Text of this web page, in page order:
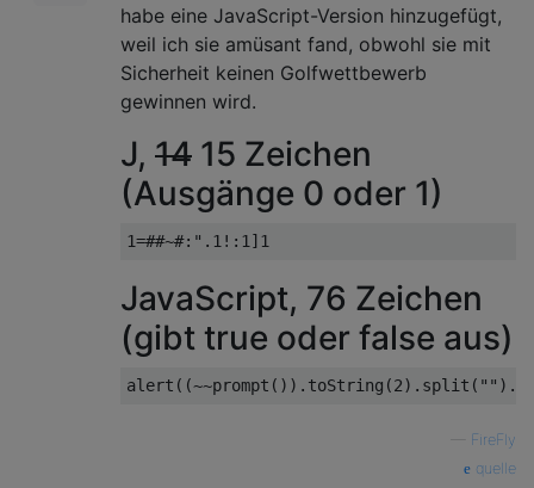
habe eine JavaScript-Version hinzugefügt,
weil ich sie amüsant fand, obwohl sie mit
Sicherheit keinen Golfwettbewerb
gewinnen wird.
J, 14 15 Zeichen
(Ausgänge 0 oder 1)
JavaScript, 76 Zeichen
(gibt true oder false aus)
alert ((~~prompt ()). toString (2). split ( "" ).
FireFly
quelle